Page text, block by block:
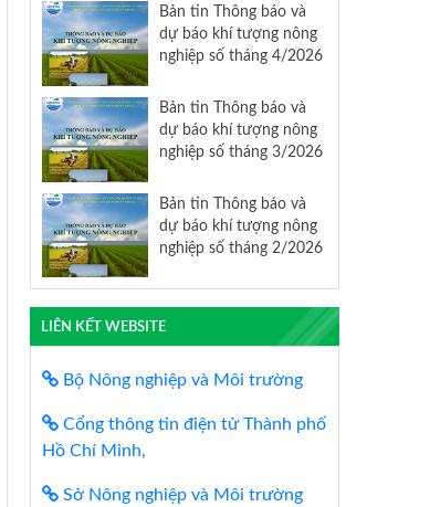
Bản tin Thông báo và
dự báo khí tượng nông
nghiệp số tháng 4/2026
Bản tin Thông báo và
dự báo khí tượng nông
nghiệp số tháng 3/2026
Bản tin Thông báo và
dự báo khí tượng nông
nghiệp số tháng 2/2026
LIÊN KẾT WEBSITE
Bộ Nông nghiệp và Môi trường
Cổng thông tin điện tử Thành phố
Hồ Chí Minh,
Sở Nông nghiệp và Môi trường